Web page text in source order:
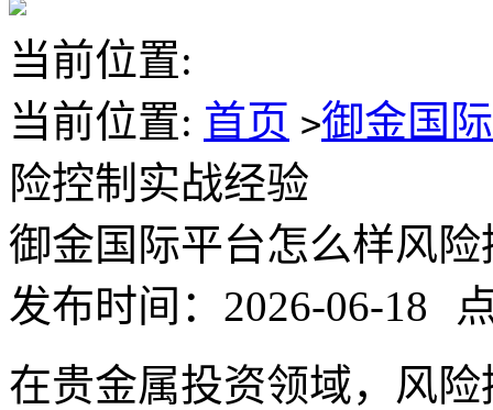
当前位置:
当前位置: 首页 >御金国
险控制实战经验
御金国际平台怎么样风
发布时间：2026-06-18
在贵金属投资领域，风